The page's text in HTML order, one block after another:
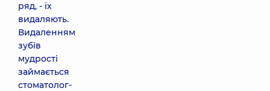
ряд, - їх
видаляють.
Видаленням
зубів
мудрості
займається
стоматолог-